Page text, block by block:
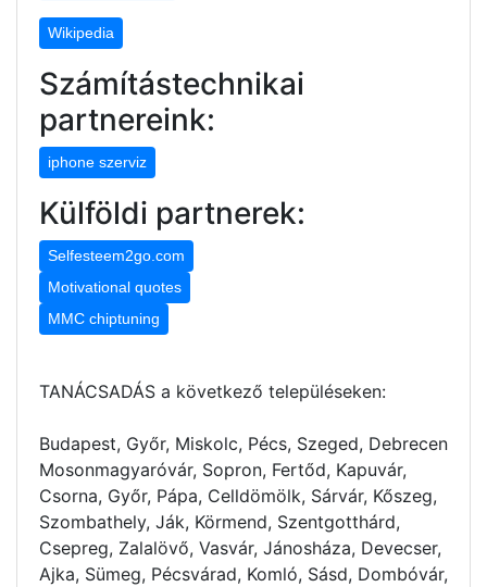
Wikipedia
Számítástechnikai
partnereink:
iphone szerviz
Külföldi partnerek:
Selfesteem2go.com
Motivational quotes
MMC chiptuning
TANÁCSADÁS a következő településeken:
Budapest, Győr, Miskolc, Pécs, Szeged, Debrecen
Mosonmagyaróvár, Sopron, Fertőd, Kapuvár,
Csorna, Győr, Pápa, Celldömölk, Sárvár, Kőszeg,
Szombathely, Ják, Körmend, Szentgotthárd,
Csepreg, Zalalövő, Vasvár, Jánosháza, Devecser,
Ajka, Sümeg, Pécsvárad, Komló, Sásd, Dombóvár,